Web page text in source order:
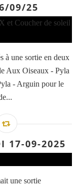
09/25
à une sortie en deux
Aux Oiseaux - Pyla
- Arguin pour le
17-09-2025
une sortie